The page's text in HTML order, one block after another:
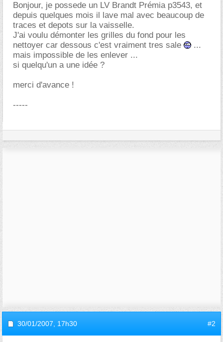
Bonjour, je possede un LV Brandt Prémia p3543, et
depuis quelques mois il lave mal avec beaucoup de
traces et depots sur la vaisselle.
J'ai voulu démonter les grilles du fond pour les
nettoyer car dessous c'est vraiment tres sale
...
mais impossible de les enlever ...
si quelqu'un a une idée ?
merci d'avance !
-----
30/01/2007, 17h30 #2